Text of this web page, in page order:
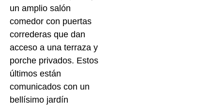
un amplio salón
comedor con puertas
correderas que dan
acceso a una terraza y
porche privados. Estos
últimos están
comunicados con un
bellísimo jardín